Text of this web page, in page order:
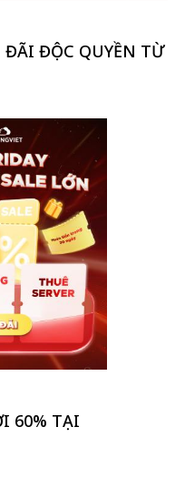
ĐỘC QUYỀN TỪ
60% TẠI